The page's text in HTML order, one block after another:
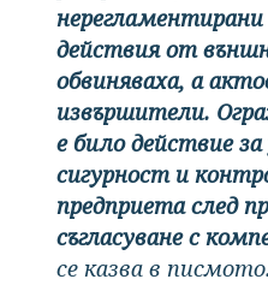
нерегламентирани
действия от
обвиняваха, а
извършители.
е било действие
сигурност и
предприета след
съгласуване с
се казва в писмото.